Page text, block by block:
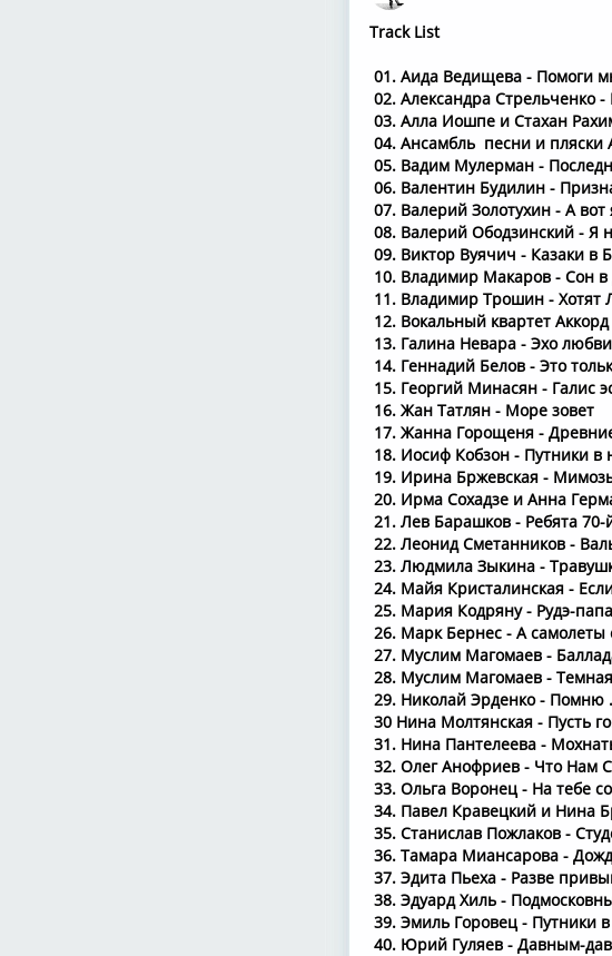
Track List
01. Аида Ведищева - Помоги
02. Александра Стрельченко -
03. Алла Иошпе и Стахан
04. Ансамбль песни и пляски
05. Вадим Мулерман -
06. Валентин Будилин -
07. Валерий Золотухин - А
08. Валерий Ободзинский - Я
09. Виктор Вуячич - Казаки в
10. Владимир Макаров - Сон в
11. Владимир Трошин - Хотят
12. Вокальный квартет
13. Галина Невара - Эхо любви
14. Геннадий Белов - Это
15. Георгий Минасян - Галис
16. Жан Татлян - Море зовет
17. Жанна Горощеня -
18. Иосиф Кобзон - Путники в
19. Ирина Бржевская -
20. Ирма Сохадзе и Анна
21. Лев Барашков - Ребята
22. Леонид Сметанников -
23. Людмила Зыкина -
24. Майя Кристалинская -
25. Мария Кодряну - Рудэ-
26. Марк Бернес - А самолеты
27. Муслим Магомаев -
28. Муслим Магомаев -
29. Николай Эрденко - Помню
30 Нина Молтянская - Пусть
31. Нина Пантелеева -
32. Олег Анофриев - Что Нам
33. Ольга Воронец - На тебе
34. Павел Кравецкий и Нина
35. Станислав Пожлаков -
36. Тамара Миансарова -
37. Эдита Пьеха - Разве
38. Эдуард Хиль -
39. Эмиль Горовец - Путники
40. Юрий Гуляев - Давным-